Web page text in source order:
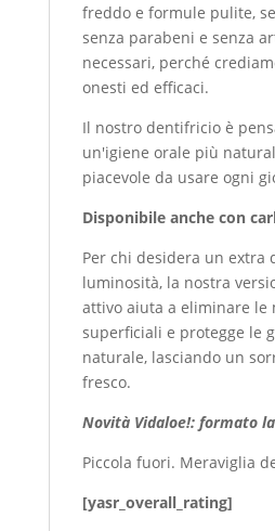
freddo e formule pulite,
senza parabeni e senza
necessari, perché
onesti ed efficaci.
Il nostro dentifricio è
un'igiene orale più
piacevole da usare ogni
Disponibile anche con
Per chi desidera un extra
luminosità, la nostra
attivo aiuta a eliminare le
superficiali e protegge le
naturale, lasciando un
fresco.
Novità Vidaloe!: formato
Piccola fuori. Meraviglia
[yasr_overall_rating]